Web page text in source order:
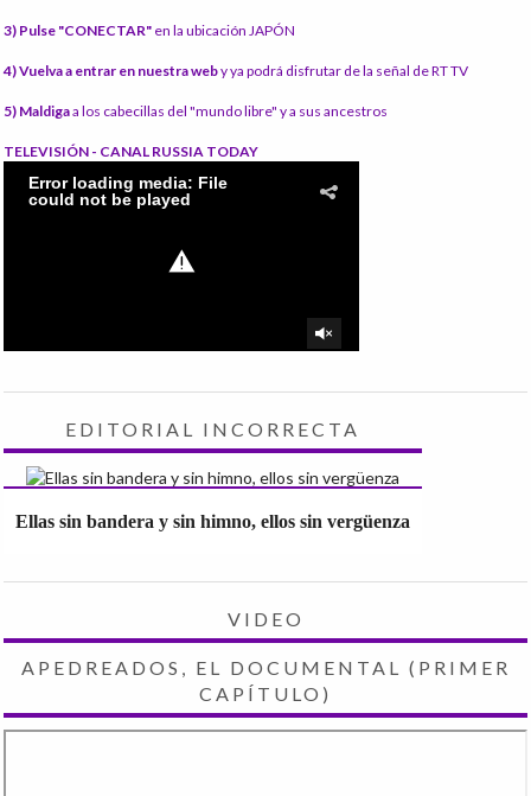
3) Pulse "CONECTAR" en la ubicación JAPÓN
4) Vuelva a entrar en nuestra weby ya podrá disfrutar de la señal de RT TV
5) Maldigaa los cabecillas del "mundo libre" y a sus ancestros
TELEVISIÓN - CANAL RUSSIA TODAY
EDITORIAL INCORRECTA
Ellas sin bandera y sin himno, ellos sin vergüenza
VIDEO
APEDREADOS, EL DOCUMENTAL (PRIMER
CAPÍTULO)